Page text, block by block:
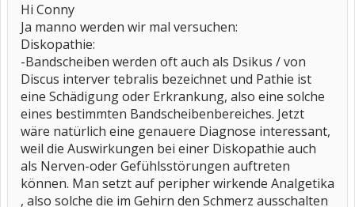
Hi Conny
Ja manno werden wir mal versuchen:
Diskopathie:
-Bandscheiben werden oft auch als Dsikus / von
Discus interver tebralis bezeichnet und Pathie ist
eine Schädigung oder Erkrankung, also eine solche
eines bestimmten Bandscheibenbereiches. Jetzt
wäre natürlich eine genauere Diagnose interessant,
weil die Auswirkungen bei einer Diskopathie auch
als Nerven-oder Gefühlsstörungen auftreten
können. Man setzt auf peripher wirkende Analgetika
, also solche die im Gehirn den Schmerz ausschalten